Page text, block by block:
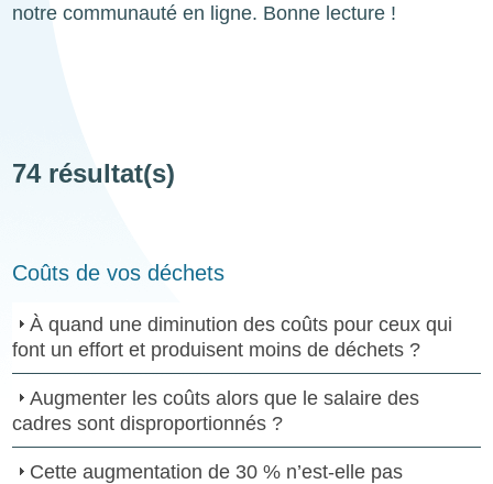
notre communauté en ligne. Bonne lecture !
74 résultat(s)
Coûts de vos déchets
À quand une diminution des coûts pour ceux qui
font un effort et produisent moins de déchets ?
Augmenter les coûts alors que le salaire des
cadres sont disproportionnés ?
Cette augmentation de 30 % n’est-elle pas